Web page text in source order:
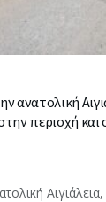
ανατολική
περιοχή και